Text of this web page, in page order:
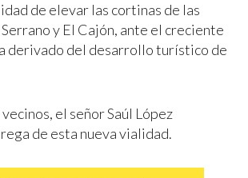
de elevar las cortinas de las
y El Cajón, ante el creciente
derivado del desarrollo turístico de
el señor Saúl López
de esta nueva vialidad.